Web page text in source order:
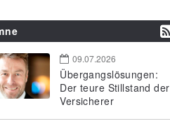
09.07.2026
Übergangslösungen:
Der teure Stillstand der
Versicherer